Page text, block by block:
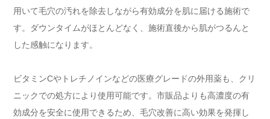
用いて毛穴の汚れを除去しながら有効成分を肌に届ける施術で
す。ダウンタイムがほとんどなく、施術直後から肌がつるんと
した感触になります。
ビタミンCやトレチノインなどの医療グレードの外用薬も、クリ
ニックでの処方により使用可能です。市販品よりも高濃度の有
効成分を安全に使用できるため、毛穴改善に高い効果を発揮し